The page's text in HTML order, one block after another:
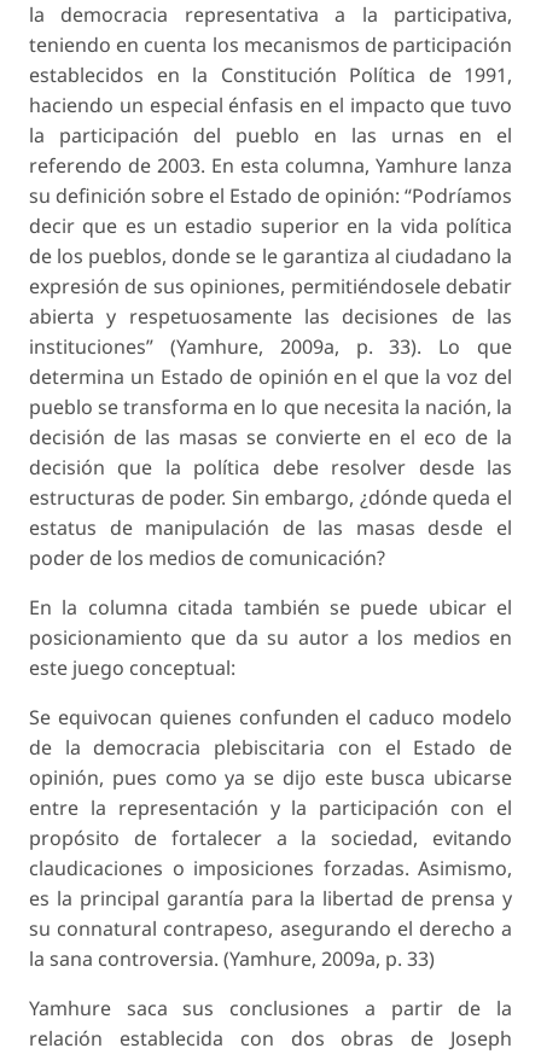
la democracia representativa a la participativa,
teniendo en cuenta los mecanismos de participación
establecidos en la Constitución Política de 1991,
haciendo un especial énfasis en el impacto que tuvo
la participación del pueblo en las urnas en el
referendo de 2003. En esta columna, Yamhure lanza
su definición sobre el Estado de opinión: “Podríamos
decir que es un estadio superior en la vida política
de los pueblos, donde se le garantiza al ciudadano la
expresión de sus opiniones, permitiéndosele debatir
abierta y respetuosamente las decisiones de las
instituciones” (Yamhure, 2009a, p. 33). Lo que
determina un Estado de opinión en el que la voz del
pueblo se transforma en lo que necesita la nación, la
decisión de las masas se convierte en el eco de la
decisión que la política debe resolver desde las
estructuras de poder. Sin embargo, ¿dónde queda el
estatus de manipulación de las masas desde el
poder de los medios de comunicación?
En la columna citada también se puede ubicar el
posicionamiento que da su autor a los medios en
este juego conceptual:
Se equivocan quienes confunden el caduco modelo
de la democracia plebiscitaria con el Estado de
opinión, pues como ya se dijo este busca ubicarse
entre la representación y la participación con el
propósito de fortalecer a la sociedad, evitando
claudicaciones o imposiciones forzadas. Asimismo,
es la principal garantía para la libertad de prensa y
su connatural contrapeso, asegurando el derecho a
la sana controversia. (Yamhure, 2009a, p. 33)
Yamhure saca sus conclusiones a partir de la
relación establecida con dos obras de Joseph